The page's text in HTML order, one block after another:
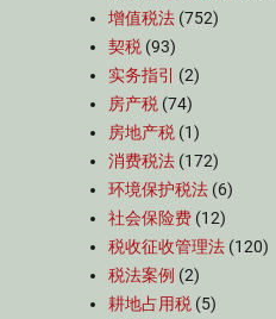
增值税法 (752)
契税 (93)
实务指引
(2)
房产税 (74)
房地产税 (1)
消费税法 (172)
环境保护税法 (6)
社会保险费 (12)
税收征收管理法 (120)
税法案例 (2)
耕地占用税 (5)